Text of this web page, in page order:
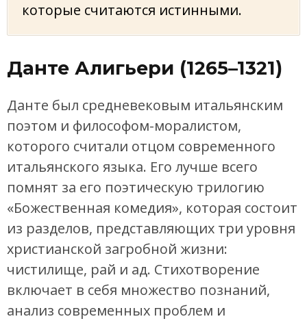
которые считаются истинными.
Данте Алигьери (1265–1321)
Данте был средневековым итальянским
поэтом и философом-моралистом,
которого считали отцом современного
итальянского языка. Его лучше всего
помнят за его поэтическую трилогию
«Божественная комедия», которая состоит
из разделов, представляющих три уровня
христианской загробной жизни:
чистилище, рай и ад. Стихотворение
включает в себя множество познаний,
анализ современных проблем и